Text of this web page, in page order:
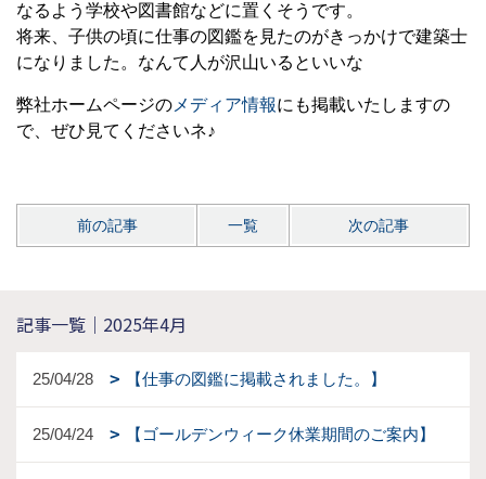
なるよう学校や図書館などに置くそうです。
将来、子供の頃に仕事の図鑑を見たのがきっかけで建築士
になりました。なんて人が沢山いるといいな
弊社ホームページの メディア情報にも掲載いたしますの
で、ぜひ見てくださいネ♪
前の記事 一覧 次の記事
記事一覧｜2025年4月
25/04/28 【仕事の図鑑に掲載されました。】
25/04/24 【ゴールデンウィーク休業期間のご案内】